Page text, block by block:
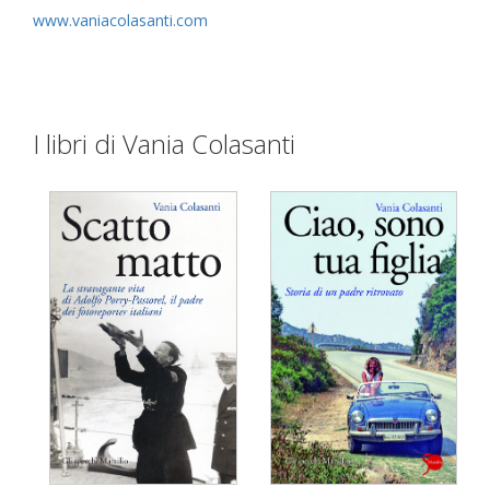
www.vaniacolasanti.com
I libri di Vania Colasanti